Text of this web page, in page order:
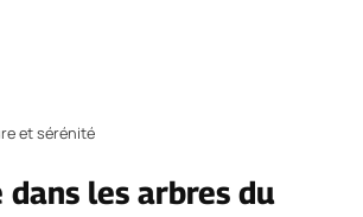
et sérénité
dans les arbres du